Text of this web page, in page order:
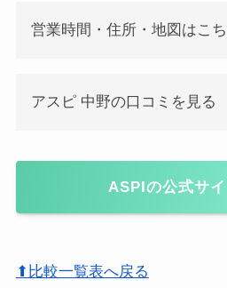
営業時間・住所・地図はこ
アスピ 中野の口コミを見る
ASPIの公式サ
⬆比較一覧表へ戻る